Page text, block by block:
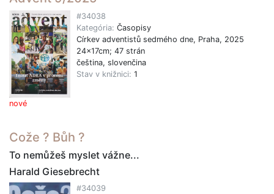
nové
#34038
Kategória: Časopisy
Církev adventistů sedmého dne, Praha, 2025
24x17cm; 47 strán
čeština, slovenčina
Stav v knižnici: 1
Cože ? Bůh ?
To nemůžeš myslet vážne...
Harald Giesebrecht
#34039